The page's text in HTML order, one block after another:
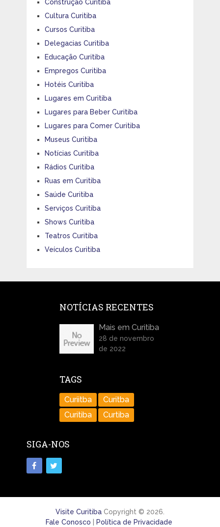
Construção Curitiba
Cultura Curitiba
Cursos Curitiba
Delegacias Curitiba
Educação Curitiba
Empregos Curitiba
Hotéis Curitiba
Lugares em Curitiba
Lugares para Beber Curitiba
Lugares para Comer Curitiba
Museus Curitiba
Notícias Curitiba
Rádios Curitiba
Ruas em Curitiba
Saúde Curitiba
Serviços Curitiba
Shows Curitiba
Teatros Curitiba
Veículos Curitiba
NOTÍCIAS RECENTES
Mais em Curitiba
28 de novembro
de 2022
TAGS
Curiitba
Curitba
Curitiba
Curtiba
SIGA-NOS
Visite CuritibaCopyright © 2026.
Fale Conosco
Política de Privacidade